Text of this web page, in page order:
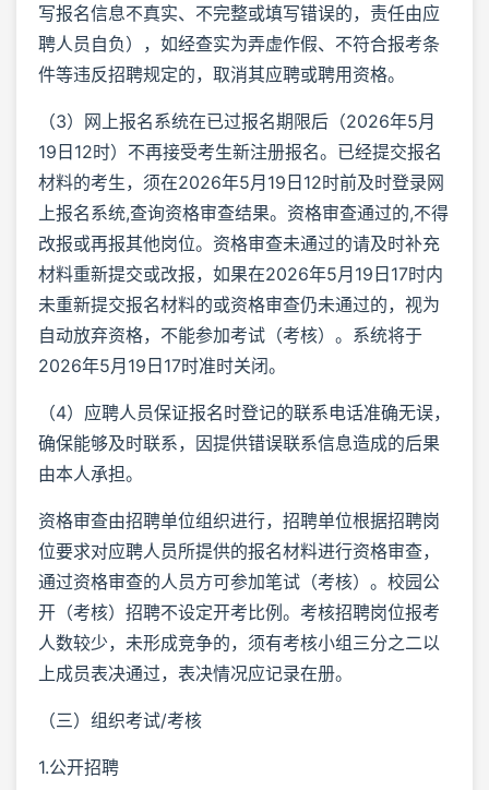
写报名信息不真实、不完整或填写错误的，责任由应
聘人员自负），如经查实为弄虚作假、不符合报考条
件等违反招聘规定的，取消其应聘或聘用资格。
（3）网上报名系统在已过报名期限后（2026年5月
19日12时）不再接受考生新注册报名。已经提交报名
材料的考生，须在2026年5月19日12时前及时登录网
上报名系统,查询资格审查结果。资格审查通过的,不得
改报或再报其他岗位。资格审查未通过的请及时补充
材料重新提交或改报，如果在2026年5月19日17时内
未重新提交报名材料的或资格审查仍未通过的，视为
自动放弃资格，不能参加考试（考核）。系统将于
2026年5月19日17时准时关闭。
（4）应聘人员保证报名时登记的联系电话准确无误，
确保能够及时联系，因提供错误联系信息造成的后果
由本人承担。
资格审查由招聘单位组织进行，招聘单位根据招聘岗
位要求对应聘人员所提供的报名材料进行资格审查，
通过资格审查的人员方可参加笔试（考核）。校园公
开（考核）招聘不设定开考比例。考核招聘岗位报考
人数较少，未形成竞争的，须有考核小组三分之二以
上成员表决通过，表决情况应记录在册。
（三）组织考试/考核
1.公开招聘